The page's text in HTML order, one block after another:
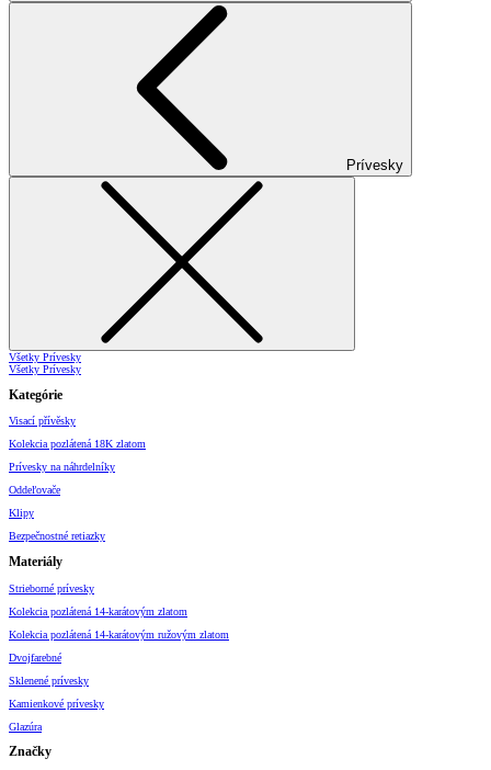
Prívesky
Všetky Prívesky
Všetky Prívesky
Kategórie
Visací přívěsky
Kolekcia pozlátená 18K zlatom
Prívesky na náhrdelníky
Oddeľovače
Klipy
Bezpečnostné retiazky
Materiály
Strieborné prívesky
Kolekcia pozlátená 14-karátovým zlatom
Kolekcia pozlátená 14-karátovým ružovým zlatom
Dvojfarebné
Sklenené prívesky
Kamienkové prívesky
Glazúra
Značky